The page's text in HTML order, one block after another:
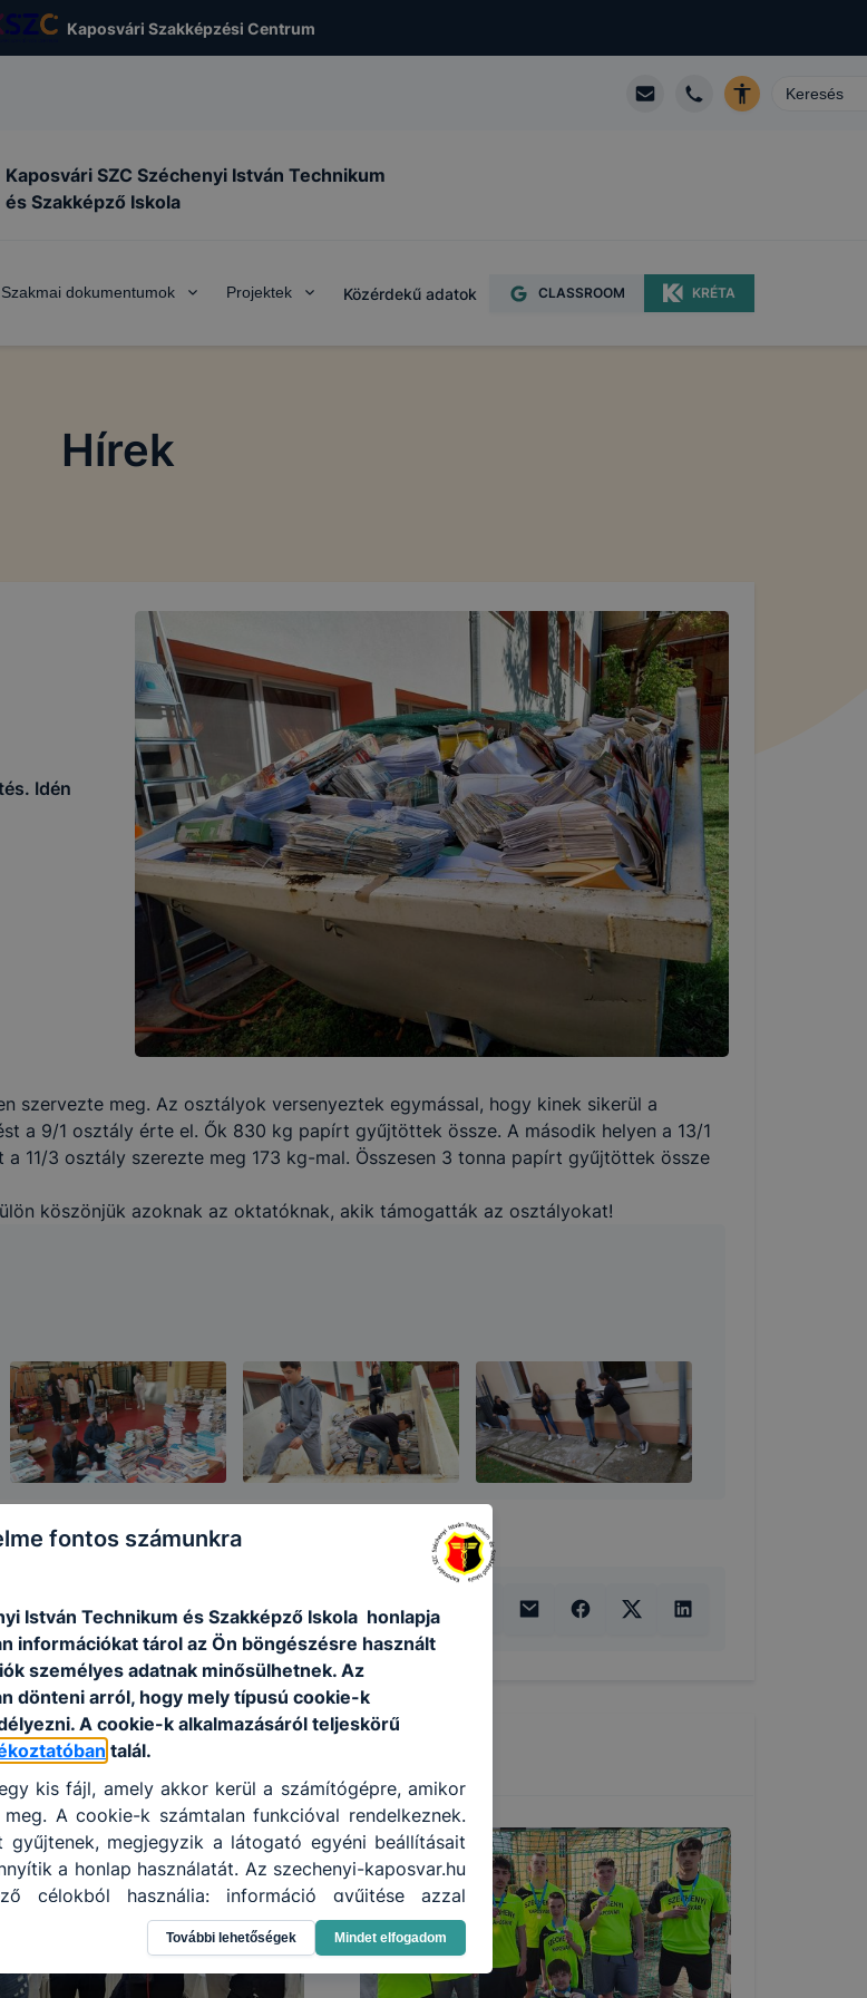
Kaposvári Szakképzési Centrum
Kaposvári SZC Széchenyi István Technikum
és Szakképző Iskola
Szakmai dokumentumok Projektek Közérdekű adatok CLASSROOM KRÉTA
Hírek
Idén
szervezte meg. Az osztályok versenyeztek egymással, hogy kinek sikerül a
a 9/1 osztály érte el. Ők 830 kg papírt gyűjtöttek össze. A második helyen a 13/1
11/3 osztály szerezte meg 173 kg-mal. Összesen 3 tonna papírt gyűjtöttek össze
köszönjük azoknak az oktatóknak, akik támogatták az osztályokat!
fontos számunkra
István Technikum és Szakképző Iskola honlapja
információkat tárol az Ön böngészésre használt
személyes adatnak minősülhetnek. Az
dönteni arról, hogy mely típusú cookie-k
A cookie-k alkalmazásáról teljeskörű
talál.
kis fájl, amely akkor kerül a számítógépre, amikor
A cookie-k számtalan funkcióval rendelkeznek.
megjegyzik a látogató egyéni beállításait
a honlap használatát. Az szechenyi-kaposvar.hu
célokból használja: információ gyűjtése azzal
Ön a honlapot -annak felmérésével, hogy a
vagy használja leginkább, így megtudhatjuk,
jobb felhasználói élményt, ha ismét meglátogatja
További lehetőségek Mindet elfogadom